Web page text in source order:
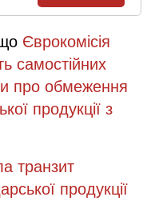
Єврокомісія
самостійних
про обмеження
продукції з
транзит
продукції